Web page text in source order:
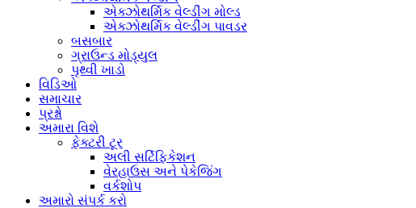
એક્ઝોથર્મિક વેલ્ડીંગ મોલ્ડ
એક્ઝોથર્મિક વેલ્ડીંગ પાવડર
બસબાર
ગ્રાઉન્ડ મોડ્યુલ
પૃથ્વી ખાડો
વિડિઓ
સમાચાર
પ્રશ્નો
અમારા વિશે
ફેક્ટરી ટૂર
અલી સર્ટિફિકેશન
વેરહાઉસ અને પેકેજિંગ
વર્કશોપ
અમારો સંપર્ક કરો